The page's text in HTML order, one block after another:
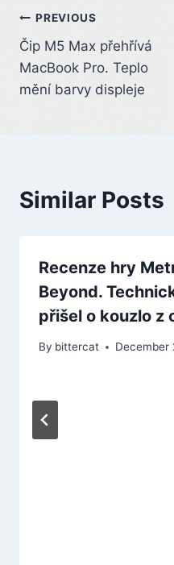
Post
navigation
PREVIOUS
Čip M5 Max přehřívá
MacBook Pro. Teplo
mění barvy displeje
Similar Posts
Recenze hry
Beyond.
přišel o kouzlo z
By bittercat December